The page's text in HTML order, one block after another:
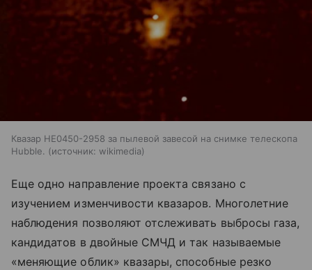
Квазар HE0450-2958 за пылевой завесой на снимке телескопа
Hubble.
источник: wikimedia
Еще одно направление проекта связано с
изучением изменчивости квазаров. Многолетние
наблюдения позволяют отслеживать выбросы газа,
кандидатов в двойные СМЧД и так называемые
«меняющие облик» квазары, способные резко